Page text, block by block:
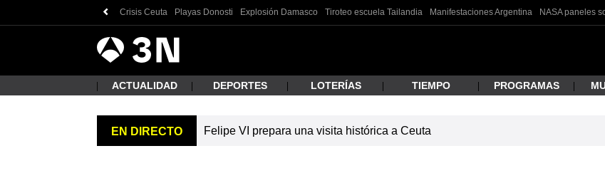
Crisis Ceuta Playas Donosti Explosión Damasco Tiroteo escuela Tailandia Manifestaciones Argentina NASA paneles
3
Noticias
ACTUALIDAD DEPORTES LOTERÍAS TIEMPO PROGRAMAS
EN DIRECTO Felipe VI prepara una visita histórica a Ceuta